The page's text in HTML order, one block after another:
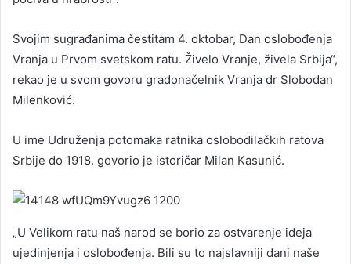
Svojim sugrađanima čestitam 4. oktobar, Dan oslobođenja
Vranja u Prvom svetskom ratu. Živelo Vranje, živela Srbija“,
rekao je u svom govoru gradonačelnik Vranja dr Slobodan
Milenković.
U ime Udruženja potomaka ratnika oslobodilačkih ratova
Srbije do 1918. govorio je istoričar Milan Kasunić.
„U Velikom ratu naš narod se borio za ostvarenje ideja
ujedinjenja i oslobođenja. Bili su to najslavniji dani naše